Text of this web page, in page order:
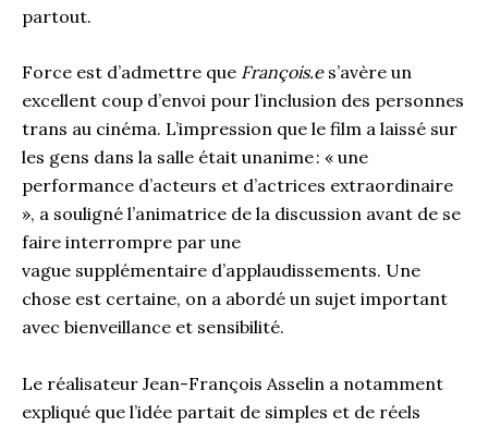
partout.
Force est d’admettre que François.es’avère un
excellent coup d’envoi pour l’inclusion des personnes
trans au cinéma. L’impression que le film a laissé sur
les gens dans la salle était unanime : « une
performance d’acteurs et d’actrices extraordinaire
», a souligné l’animatrice de la discussion avant de se
faire interrompre par une
vague supplémentaire d’applaudissements. Une
chose est certaine, on a abordé un sujet important
avec bienveillance et sensibilité.
Le réalisateur Jean-François Asselin a notamment
expliqué que l’idée partait de simples et de réels